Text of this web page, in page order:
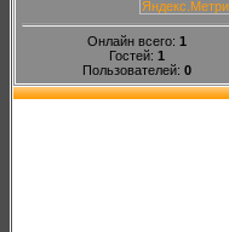
Онлайн всего: 1
Гостей: 1
Пользователей: 0